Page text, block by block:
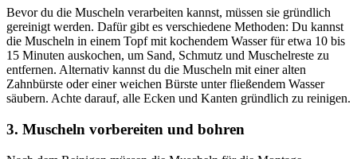
Bevor du die Muscheln verarbeiten kannst, müssen sie gründlich
gereinigt werden. Dafür gibt es verschiedene Methoden: Du kannst
die Muscheln in einem Topf mit kochendem Wasser für etwa 10 bis
15 Minuten auskochen, um Sand, Schmutz und Muschelreste zu
entfernen. Alternativ kannst du die Muscheln mit einer alten
Zahnbürste oder einer weichen Bürste unter fließendem Wasser
säubern. Achte darauf, alle Ecken und Kanten gründlich zu reinigen.
3. Muscheln vorbereiten und bohren